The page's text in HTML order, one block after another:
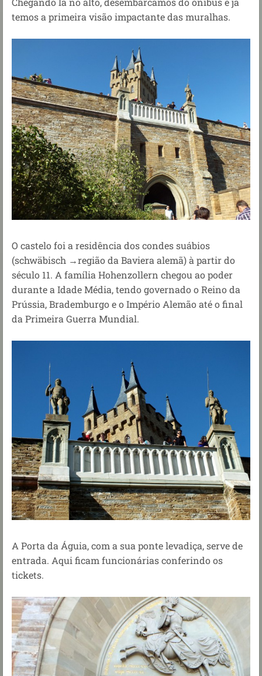
temos a primeira visão impactante das muralhas.
O castelo foi a residência dos condes suábios
(schwäbisch →região da Baviera alemã) à partir do
século 11. A família Hohenzollern chegou ao poder
durante a Idade Média, tendo governado o Reino da
Prússia, Brademburgo e o Império Alemão até o final
da Primeira Guerra Mundial.
A Porta da Águia, com a sua ponte levadiça, serve de
entrada. Aqui ficam funcionárias conferindo os
tickets.